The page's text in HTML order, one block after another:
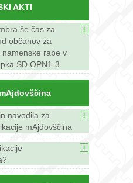
AKTI
še čas za
občanov za
rabe v
SD OPN1-3
navodila za
mAjdovščina